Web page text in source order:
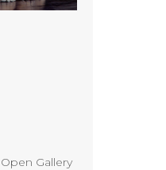
Open Gallery